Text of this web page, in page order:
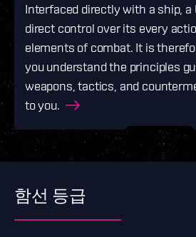
Interfaced directly with a ship, a
direct control over its every
elements of combat. It is
you understand the principles
weapons, tactics, and
to you.
함선 등급